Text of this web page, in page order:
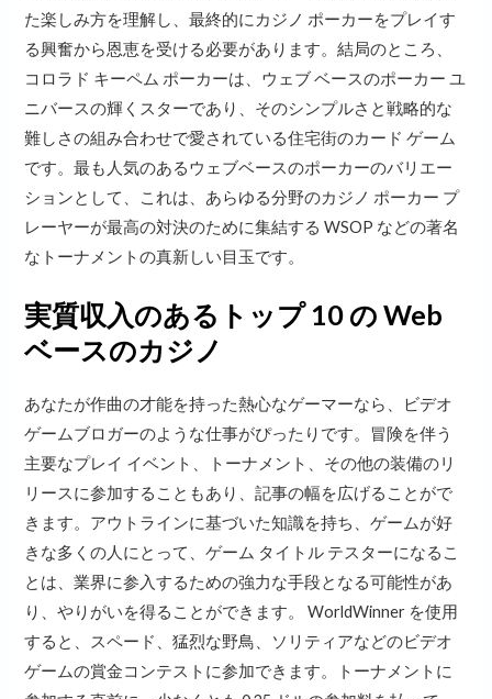
た楽しみ方を理解し、最終的にカジノ ポーカーをプレイす
る興奮から恩恵を受ける必要があります。結局のところ、
コロラド キーペム ポーカーは、ウェブ ベースのポーカー ユ
ニバースの輝くスターであり、そのシンプルさと戦略的な
難しさの組み合わせで愛されている住宅街のカード ゲーム
です。最も人気のあるウェブベースのポーカーのバリエー
ションとして、これは、あらゆる分野のカジノ ポーカー プ
レーヤーが最高の対決のために集結する WSOP などの著名
なトーナメントの真新しい目玉です。
実質収入のあるトップ 10 の Web
ベースのカジノ
あなたが作曲の才能を持った熱心なゲーマーなら、ビデオ
ゲームブロガーのような仕事がぴったりです。冒険を伴う
主要なプレイ イベント、トーナメント、その他の装備のリ
リースに参加することもあり、記事の幅を広げることがで
きます。アウトラインに基づいた知識を持ち、ゲームが好
きな多くの人にとって、ゲーム タイトル テスターに​​なるこ
とは、業界に参入するための強力な手段となる可能性があ
り、やりがいを得ることができます。 WorldWinner を使用
すると、スペード、猛烈な野鳥、ソリティアなどのビデオ
ゲームの賞金コンテストに参加できます。トーナメントに